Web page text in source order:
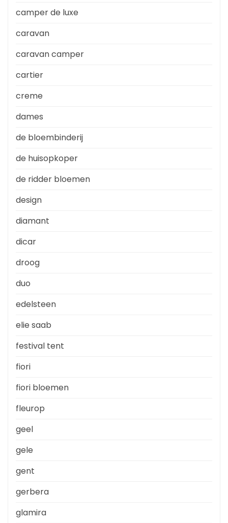
camper de luxe
caravan
caravan camper
cartier
creme
dames
de bloembinderij
de huisopkoper
de ridder bloemen
design
diamant
dicar
droog
duo
edelsteen
elie saab
festival tent
fiori
fiori bloemen
fleurop
geel
gele
gent
gerbera
glamira